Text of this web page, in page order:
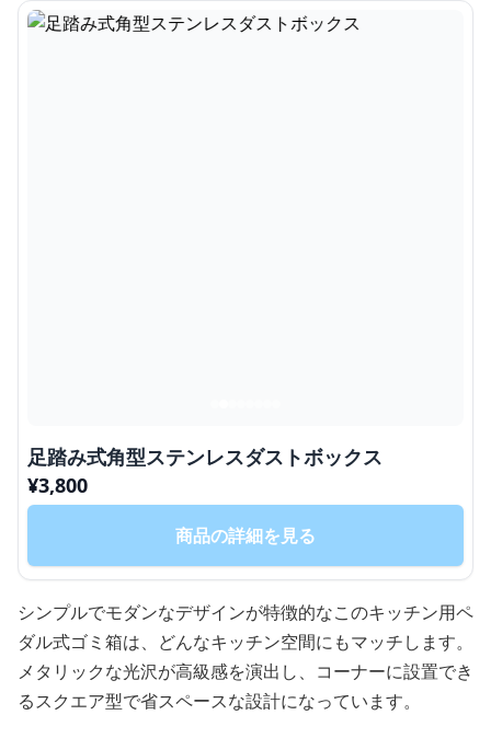
足踏み式角型ステンレスダストボックス
¥3,800
商品の詳細を見る
シンプルでモダンなデザインが特徴的なこのキッチン用ペ
ダル式ゴミ箱は、どんなキッチン空間にもマッチします。
メタリックな光沢が高級感を演出し、コーナーに設置でき
るスクエア型で省スペースな設計になっています。